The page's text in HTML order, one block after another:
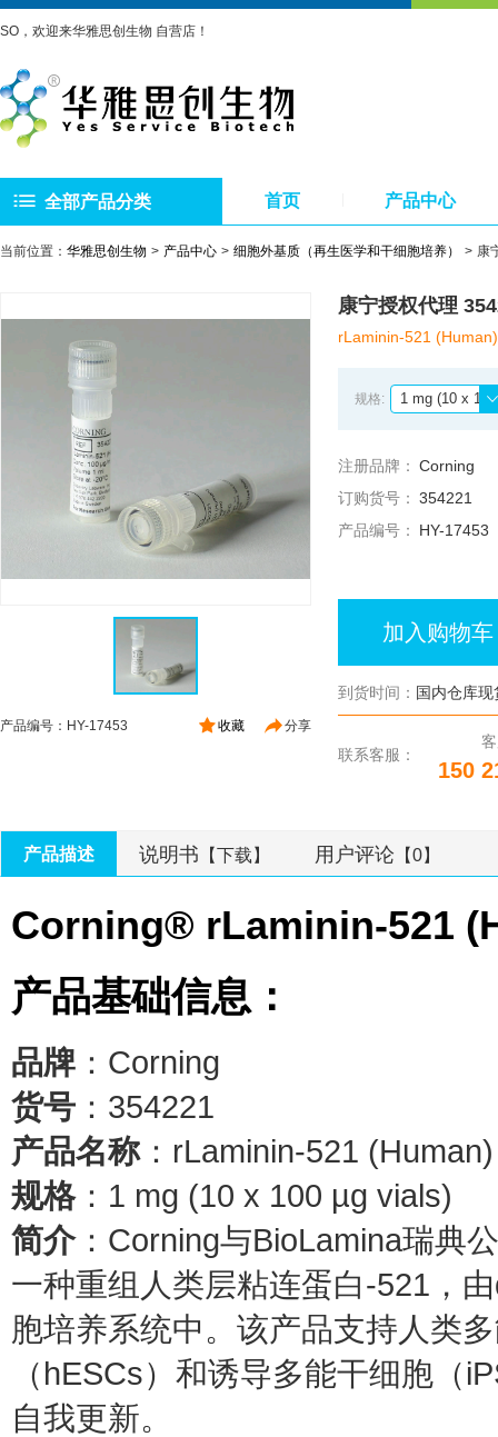
SO，欢迎来华雅思创生物 自营店！
全部产品分类 首页 产品中心
当前位置： 华雅思创生物 产品中心 细胞外基质（再生医学和干细胞培养） 康
分享
收藏
产品编号：HY-17453
康宁授权代理
rLaminin-521 (Human)
规格: 1 mg (10 x
注册品牌： Corning
订购货号： 354221
产品编号：
HY-17453
加入购物车
到货时间： 国内仓库
联系客服：
150
产品描述 说明书 【下载】 用户评论 【0】
Corning® rLaminin-521
产品基础信息：
品牌 ：Corning
货号 ：354221
产品名称：rLaminin-521 (Human)
规格：1 mg (10 x 100 µg vials)
简介：Corning与BioLamina瑞典
一种重组人类层粘连蛋白-521，
胞培养系统中。该产品支持人类
（hESCs）和诱导多能干细胞（
自我更新。